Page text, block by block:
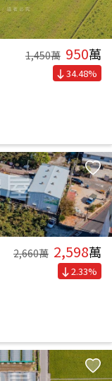
1,450萬 950萬
34.48%
2,660萬 2,598萬
2.33%